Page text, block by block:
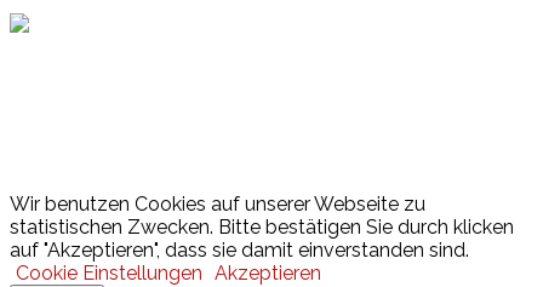
Wir benutzen Cookies auf unserer Webseite zu
statistischen Zwecken. Bitte bestätigen Sie durch klicken
auf "Akzeptieren", dass sie damit einverstanden sind.
Cookie Einstellungen Akzeptieren